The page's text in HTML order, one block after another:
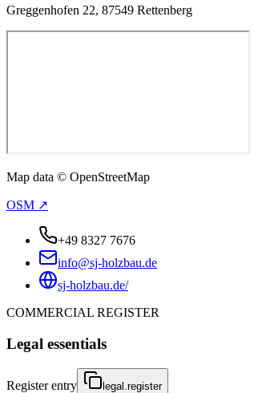
Greggenhofen 22, 87549 Rettenberg
Map data © OpenStreetMap
OSM ↗
+49 8327 7676
info@sj-holzbau.de
sj-holzbau.de/
COMMERCIAL REGISTER
Legal essentials
Register entry legal.register